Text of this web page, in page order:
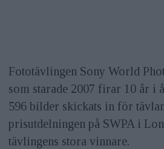
Fototävlingen Sony World
som starade 2007 firar 10 år i
596 bilder skickats in för
prisutdelningen på SWPA i
tävlingens stora vinnare.